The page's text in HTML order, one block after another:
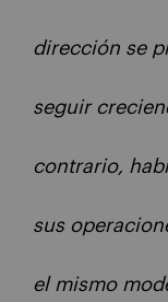
dirección se
seguir
contrario,
sus
el mismo